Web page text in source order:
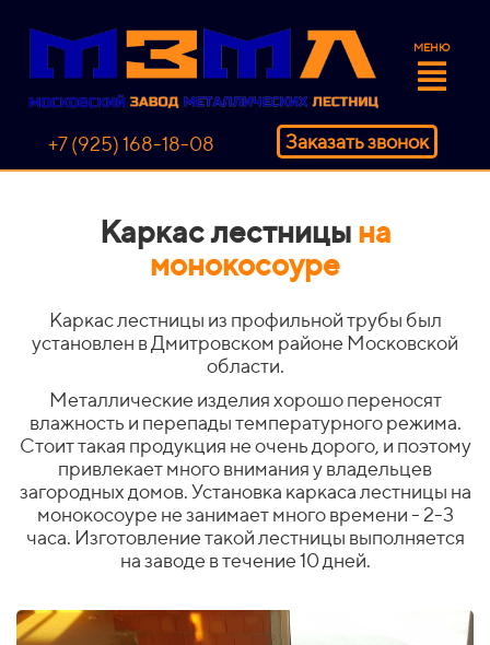
МЕНЮ
+7 (925) 168-18-08 Заказать звонок
Каркас лестницы на
монокосоуре
Каркас лестницы из профильной трубы был
установлен в Дмитровском районе Московской
области.
Металлические изделия хорошо переносят
влажность и перепады температурного режима.
Стоит такая продукция не очень дорого, и поэтому
привлекает много внимания у владельцев
загородных домов. Установка каркаса лестницы на
монокосоуре не занимает много времени - 2-3
часа. Изготовление такой лестницы выполняется
на заводе в течение 10 дней.